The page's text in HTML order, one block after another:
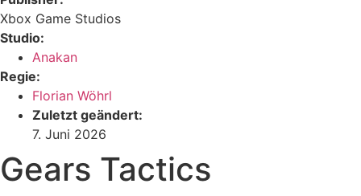
Xbox Game Studios
Studio:
Anakan
Regie:
Florian Wöhrl
Zuletzt geändert:
7. Juni 2026
Gears Tactics